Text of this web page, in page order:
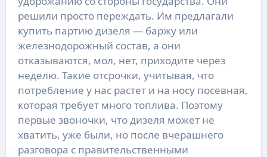
решили просто переждать. Им предлагали
купить партию дизеля — баржу или
железнодорожный состав, а они
отказываются, мол, нет, приходите через
неделю. Такие отсрочки, учитывая, что
потребление у нас растет и на носу посевная,
которая требует много топлива. Поэтому
первые звоночки, что дизеля может не
хватить, уже были, но после вчерашнего
разговора с правительственными